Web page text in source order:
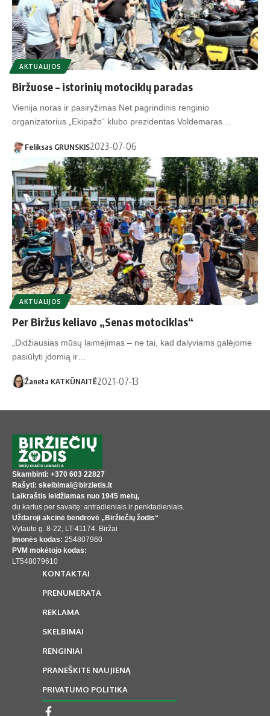
AKTUALIJOS
Biržuose – istorinių motociklų paradas
Vienija noras ir pasiryžimas Net pagrindinis renginio
organizatorius „Ekipažo“ klubo prezidentas Voldemaras…
Feliksas GRUNSKIS2023-07-06
AKTUALIJOS
Per Biržus keliavo „Senas motociklas“
„Didžiausias mūsų laimėjimas – ne tai, kad dalyviams galėjome
pasiūlyti įdomią ir…
Žaneta KATKŪNAITĖ2021-07-13
Skambinti: +370 603 22827
Rašyti: skelbimai@birzietis.lt
Laikraštis leidžiamas nuo 1945 metų,
du kartus per savaitę: antradieniais ir penktadieniais.
Uždaroji akcinė bendrovė „Biržiečių žodis“
Vytauto g. 8-22, LT-41174. Biržai
Įmonės kodas: 254807960
PVM mokėtojo kodas:
LT548079610
KONTAKTAI
PRENUMERATA
REKLAMA
SKELBIMAI
RENGINIAI
PRANEŠKITE NAUJIENĄ
PRIVATUMO POLITIKA